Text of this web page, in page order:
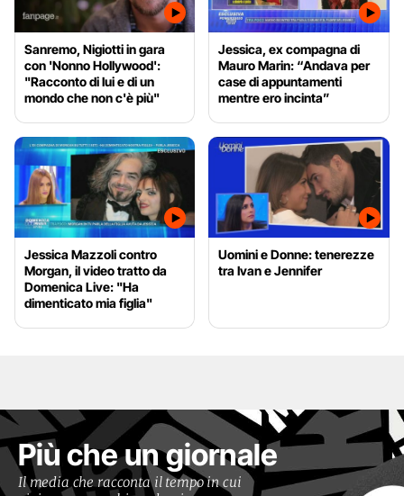
Sanremo, Nigiotti in gara
con 'Nonno Hollywood':
"Racconto di lui e di un
mondo che non c'è più"
Jessica, ex compagna di
Mauro Marin: “Andava per
case di appuntamenti
mentre ero incinta”
Jessica Mazzoli contro
Morgan, il video tratto da
Domenica Live: "Ha
dimenticato mia figlia"
Uomini e Donne: tenerezze
tra Ivan e Jennifer
Più che un giornale
Il media che racconta il tempo in cui